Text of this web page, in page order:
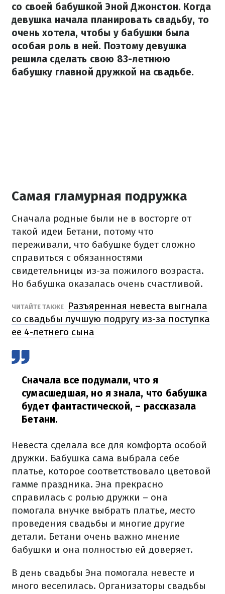
со своей бабушкой Эной Джонстон. Когда
девушка начала планировать свадьбу, то
очень хотела, чтобы у бабушки была
особая роль в ней. Поэтому девушка
решила сделать свою 83-летнюю
бабушку главной дружкой на свадьбе.
Самая гламурная подружка
Сначала родные были не в восторге от
такой идеи Бетани, потому что
переживали, что бабушке будет сложно
справиться с обязанностями
свидетельницы из-за пожилого возраста.
Но бабушка оказалась очень счастливой.
ЧИТАЙТЕ ТАКЖЕ
Разъяренная невеста выгнала
со свадьбы лучшую подругу из-за поступка
ее 4-летнего сына
Сначала все подумали, что я
сумасшедшая, но я знала, что бабушка
будет фантастической, – рассказала
Бетани.
Невеста сделала все для комфорта особой
дружки. Бабушка сама выбрала себе
платье, которое соответствовало цветовой
гамме праздника. Эна прекрасно
справилась с ролью дружки – она
помогала внучке выбрать платье, место
проведения свадьбы и многие другие
детали. Бетани очень важно мнение
бабушки и она полностью ей доверяет.
В день свадьбы Эна помогала невесте и
много веселилась. Организаторы свадьбы